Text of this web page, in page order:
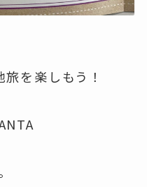
を楽しもう！